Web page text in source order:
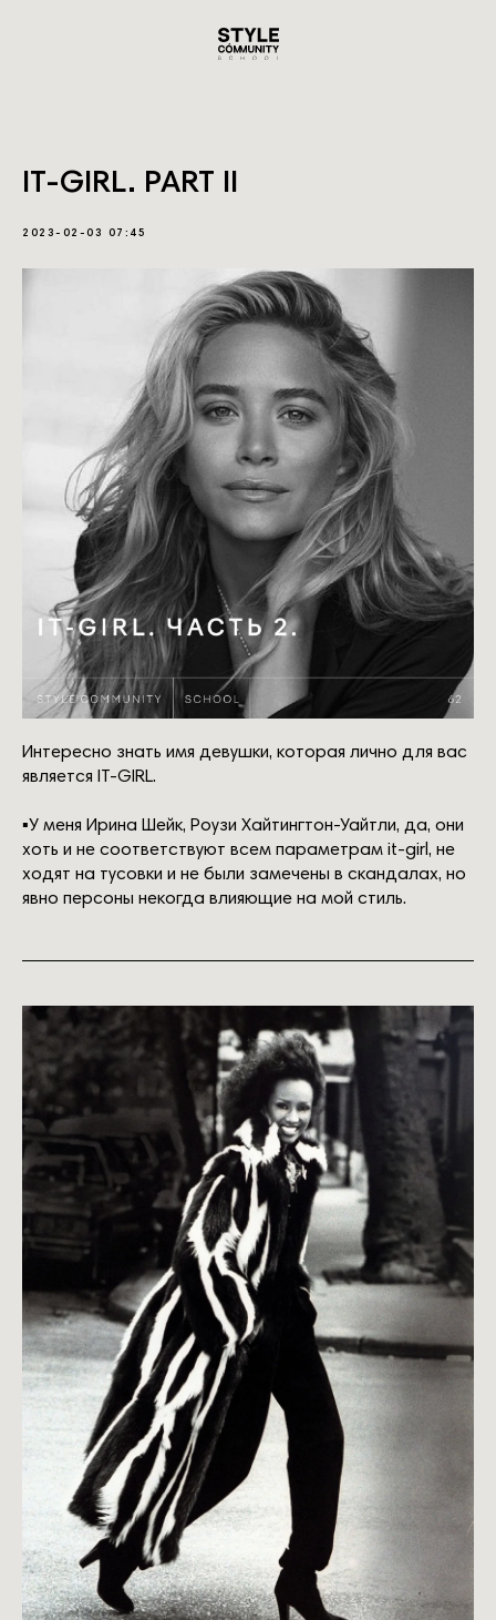
IT-GIRL. PART II
2023-02-03 07:45
Интересно знать имя девушки, которая лично для вас
является IT-GIRL.
▪️У меня Ирина Шейк, Роузи Хайтингтон-Уайтли, да, они
хоть и не соответствуют всем параметрам it-girl, не
ходят на тусовки и не были замечены в скандалах, но
явно персоны некогда влияющие на мой стиль.